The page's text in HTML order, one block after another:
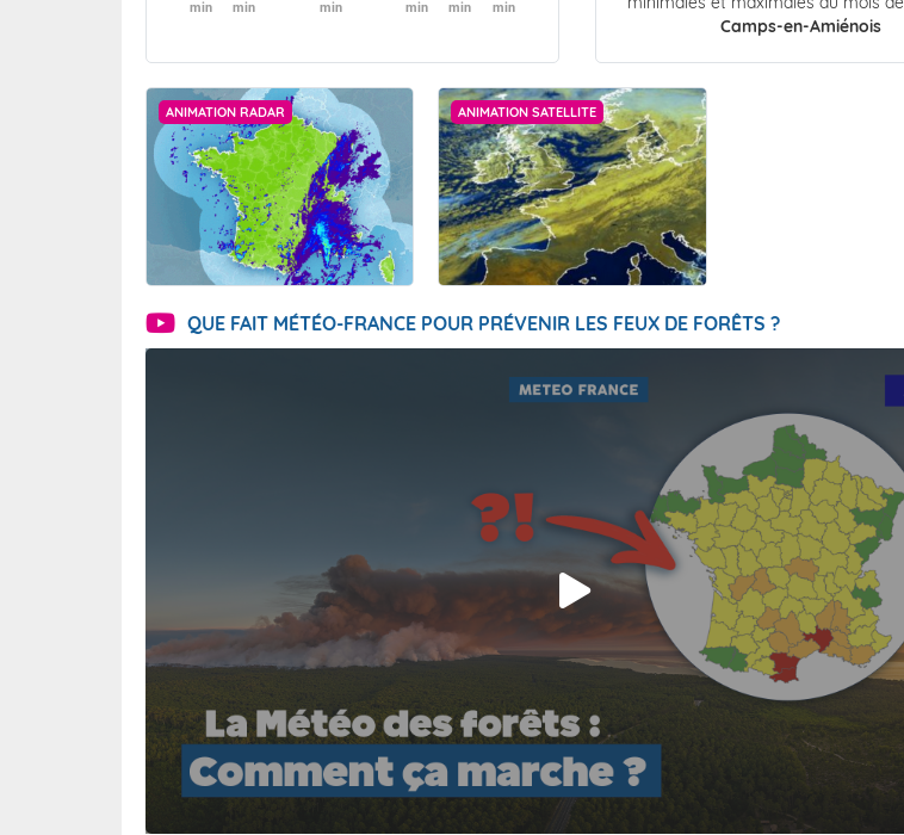
min
min
min
min
min
min
Camps-en-Amiénois
ANIMATION RADAR ANIMATION SATELLITE
QUE FAIT MÉTÉO-FRANCE POUR PRÉVENIR LES FEUX DE FORÊTS ?